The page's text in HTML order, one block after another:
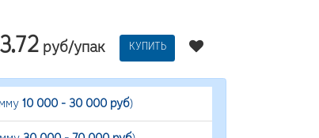
руб/упак КУПИТЬ
10 000 - 30 000 руб)